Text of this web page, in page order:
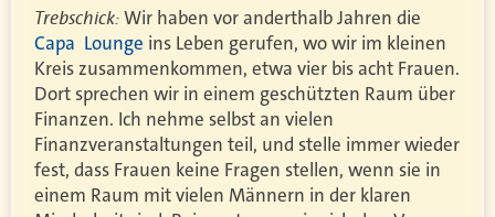
Trebschick:Wir haben vor anderthalb Jahren die
Capa Lounge ins Leben gerufen, wo wir im kleinen
Kreis zusammenkommen, etwa vier bis acht Frauen.
Dort sprechen wir in einem geschützten Raum über
Finanzen. Ich nehme selbst an vielen
Finanzveranstaltungen teil, und stelle immer wieder
fest, dass Frauen keine Fragen stellen, wenn sie in
einem Raum mit vielen Männern in der klaren